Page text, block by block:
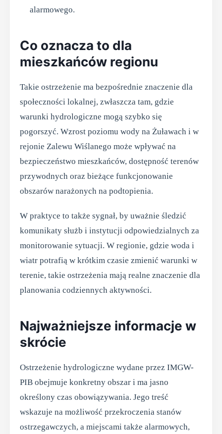
alarmowego.
Co oznacza to dla
mieszkańców regionu
Takie ostrzeżenie ma bezpośrednie znaczenie dla
społeczności lokalnej, zwłaszcza tam, gdzie
warunki hydrologiczne mogą szybko się
pogorszyć. Wzrost poziomu wody na Żuławach i w
rejonie Zalewu Wiślanego może wpływać na
bezpieczeństwo mieszkańców, dostępność terenów
przywodnych oraz bieżące funkcjonowanie
obszarów narażonych na podtopienia.
W praktyce to także sygnał, by uważnie śledzić
komunikaty służb i instytucji odpowiedzialnych za
monitorowanie sytuacji. W regionie, gdzie woda i
wiatr potrafią w krótkim czasie zmienić warunki w
terenie, takie ostrzeżenia mają realne znaczenie dla
planowania codziennych aktywności.
Najważniejsze informacje w
skrócie
Ostrzeżenie hydrologiczne wydane przez IMGW-
PIB obejmuje konkretny obszar i ma jasno
określony czas obowiązywania. Jego treść
wskazuje na możliwość przekroczenia stanów
ostrzegawczych, a miejscami także alarmowych,